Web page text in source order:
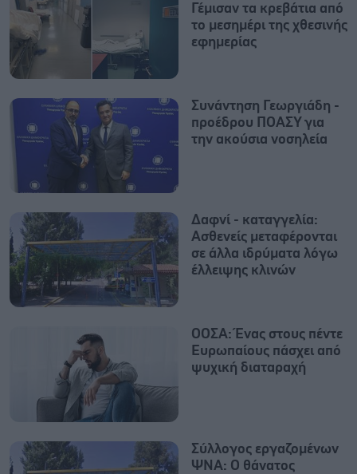
Γέμισαν τα κρεβάτια από
το μεσημέρι της χθεσινής
εφημερίας
Συνάντηση Γεωργιάδη -
προέδρου ΠΟΑΣΥ για
την ακούσια νοσηλεία
Δαφνί - καταγγελία:
Ασθενείς μεταφέρονται
σε άλλα ιδρύματα λόγω
έλλειψης κλινών
ΟΟΣΑ: Ένας στους πέντε
Ευρωπαίους πάσχει από
ψυχική διαταραχή
Σύλλογος εργαζομένων
ΨΝΑ: Ο θάνατος